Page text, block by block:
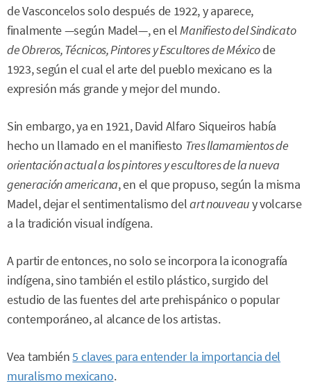
de Vasconcelos solo después de 1922, y aparece,
finalmente —según Madel—, en elManifiesto del Sindicato
de Obreros, Técnicos, Pintores y Escultores de Méxicode
1923, según el cual el arte del pueblo mexicano es la
expresión más grande y mejor del mundo.
Sin embargo, ya en 1921, David Alfaro Siqueiros había
hecho un llamado en el manifiesto Tres llamamientos de
orientación actual a los pintores y escultores de la nueva
generación americana, en el que propuso, según la misma
Madel, dejar el sentimentalismo delart nouveauy volcarse
a la tradición visual indígena.
A partir de entonces, no solo se incorpora la iconografía
indígena, sino también el estilo plástico, surgido del
estudio de las fuentes del arte prehispánico o popular
contemporáneo, al alcance de los artistas.
Vea también5 claves para entender la importancia del
muralismo mexicano.